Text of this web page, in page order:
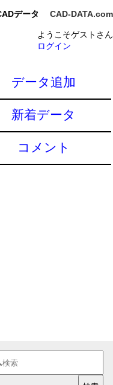
データ CAD-DATA.com
ようこそゲストさん
ログイン
データ追加
新着データ
コメント